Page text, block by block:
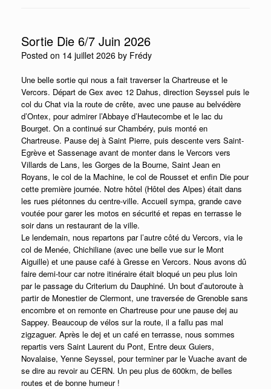
Sortie Die 6/7 Juin 2026
Posted on 14 juillet 2026 by Frédy
Une belle sortie qui nous a fait traverser la Chartreuse et le
Vercors. Départ de Gex avec 12 Dahus, direction Seyssel puis le
col du Chat via la route de crête, avec une pause au belvédère
d’Ontex, pour admirer l’Abbaye d’Hautecombe et le lac du
Bourget. On a continué sur Chambéry, puis monté en
Chartreuse. Pause dej à Saint Pierre, puis descente vers Saint-
Egrève et Sassenage avant de monter dans le Vercors vers
Villards de Lans, les Gorges de la Bourne, Saint Jean en
Royans, le col de la Machine, le col de Rousset et enfin Die pour
cette première journée. Notre hôtel (Hôtel des Alpes) était dans
les rues piétonnes du centre-ville. Accueil sympa, grande cave
voutée pour garer les motos en sécurité et repas en terrasse le
soir dans un restaurant de la ville.
Le lendemain, nous repartons par l’autre côté du Vercors, via le
col de Menée, Chichiliane (avec une belle vue sur le Mont
Aiguille) et une pause café à Gresse en Vercors. Nous avons dû
faire demi-tour car notre itinéraire était bloqué un peu plus loin
par le passage du Criterium du Dauphiné. Un bout d’autoroute à
partir de Monestier de Clermont, une traversée de Grenoble sans
encombre et on remonte en Chartreuse pour une pause dej au
Sappey. Beaucoup de vélos sur la route, il a fallu pas mal
zigzaguer. Après le dej et un café en terrasse, nous sommes
repartis vers Saint Laurent du Pont, Entre deux Guiers,
Novalaise, Yenne Seyssel, pour terminer par le Vuache avant de
se dire au revoir au CERN. Un peu plus de 600km, de belles
routes et de bonne humeur !